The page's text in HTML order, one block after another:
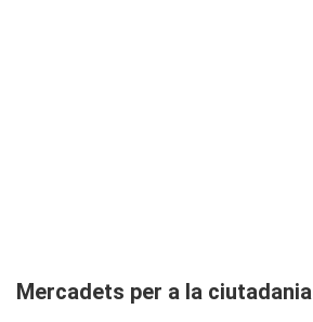
Mercadets per a la ciutadania